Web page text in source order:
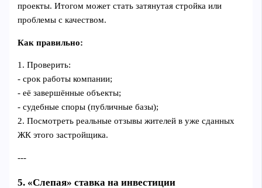
проекты. Итогом может стать затянутая стройка или
проблемы с качеством.
Как правильно:
1. Проверить:
- срок работы компании;
- её завершённые объекты;
- судебные споры (публичные базы);
2. Посмотреть реальные отзывы жителей в уже сданных
ЖК этого застройщика.
---
5. «Слепая» ставка на инвестиции